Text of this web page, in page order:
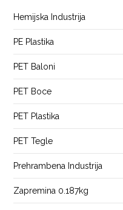
Hemijska Industrija
PE Plastika
PET Baloni
PET Boce
PET Plastika
PET Tegle
Prehrambena Industrija
Zapremina 0.187kg